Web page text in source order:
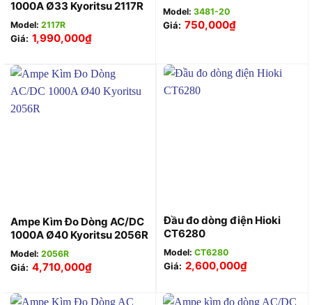
1000A Ø33 Kyoritsu 2117R
Model: 2117R
Giá: 1,990,000₫
Model: 3481-20
Giá: 750,000₫
Ampe Kìm Đo Dòng AC/DC
1000A Ø40 Kyoritsu 2056R
Model: 2056R
Giá: 4,710,000₫
Đầu đo dòng điện Hioki
CT6280
Model: CT6280
Giá: 2,600,000₫